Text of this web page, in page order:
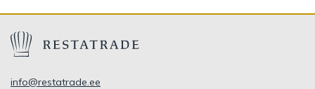
info@restatrade.ee